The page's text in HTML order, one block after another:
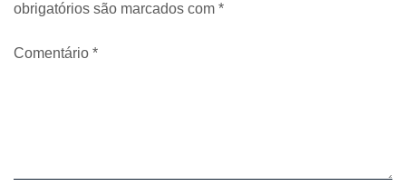
obrigatórios são marcados com *
Comentário *